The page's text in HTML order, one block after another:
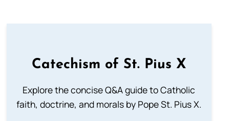
Catechism of St. Pius X
Explore the concise Q&A guide to Catholic
faith, doctrine, and morals by Pope St. Pius X.